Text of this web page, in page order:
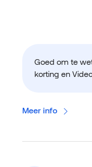
Goed om te
korting en
Meer info